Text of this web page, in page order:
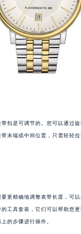
扣是可调节的。您可以通过
末端或中间位置，只需轻轻
更精确地调整表带长度，可
工具套装，它们可以帮助您
的步骤进行操作。